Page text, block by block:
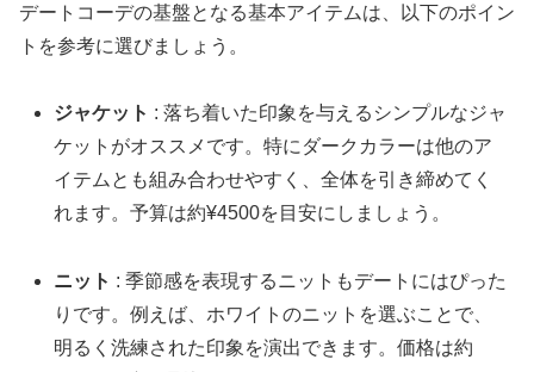
デートコーデの基盤となる基本アイテムは、以下のポイン
トを参考に選びましょう。
ジャケット : 落ち着いた印象を与えるシンプルなジャ
ケットがオススメです。特にダークカラーは他のア
イテムとも組み合わせやすく、全体を引き締めてく
れます。予算は約¥4500を目安にしましょう。
ニット : 季節感を表現するニットもデートにはぴった
りです。例えば、ホワイトのニットを選ぶことで、
明るく洗練された印象を演出できます。価格は約